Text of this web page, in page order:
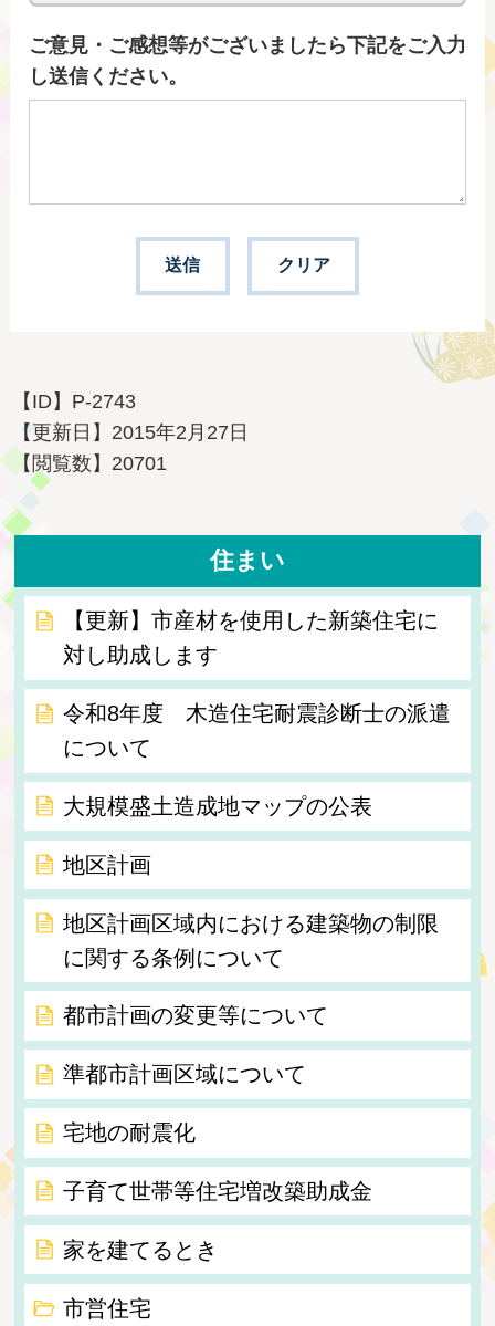
ご意見・ご感想等がございましたら下記をご入力
し送信ください。
【ID】 P-2743
【更新日】 2015年2月27日
【閲覧数】 20701
住まい
【更新】市産材を使用した新築住宅に
対し助成します
令和8年度 木造住宅耐震診断士の派遣
について
大規模盛土造成地マップの公表
地区計画
地区計画区域内における建築物の制限
に関する条例について
都市計画の変更等について
準都市計画区域について
宅地の耐震化
子育て世帯等住宅増改築助成金
家を建てるとき
市営住宅